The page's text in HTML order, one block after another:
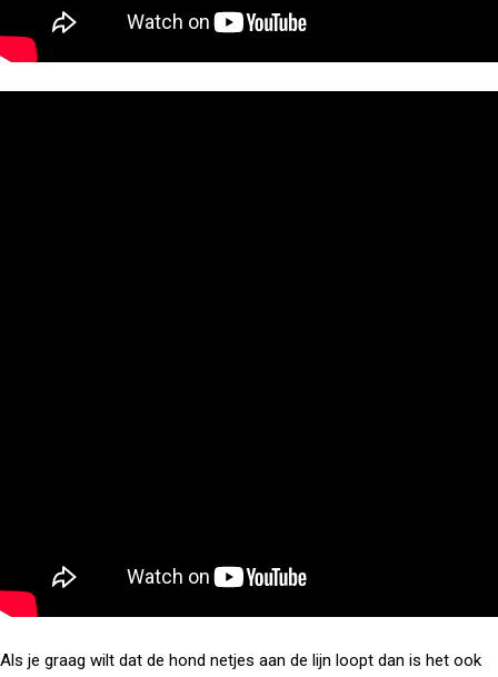
Als je graag wilt dat de hond netjes aan de lijn loopt dan is het ook